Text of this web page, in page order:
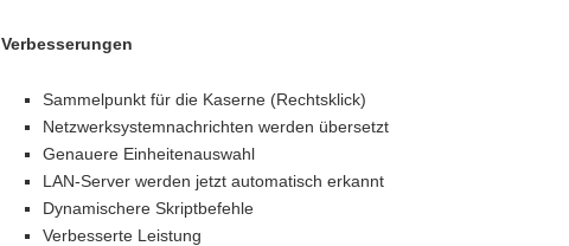
Verbesserungen
Sammelpunkt für die Kaserne (Rechtsklick)
Netzwerksystemnachrichten werden übersetzt
Genauere Einheitenauswahl
LAN-Server werden jetzt automatisch erkannt
Dynamischere Skriptbefehle
Verbesserte Leistung